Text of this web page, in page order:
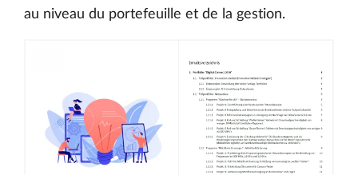
au niveau du portefeuille et de la gestion.